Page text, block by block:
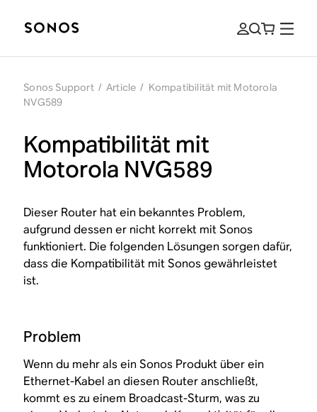
Sonos Support / Article / Kompatibilität mit Motorola
NVG589
Kompatibilität mit
Motorola NVG589
Dieser Router hat ein bekanntes Problem,
aufgrund dessen er nicht korrekt mit Sonos
funktioniert. Die folgenden Lösungen sorgen dafür,
dass die Kompatibilität mit Sonos gewährleistet
ist.
Problem
Wenn du mehr als ein Sonos Produkt über ein
Ethernet-Kabel an diesen Router anschließt,
kommt es zu einem Broadcast-Sturm, was zu